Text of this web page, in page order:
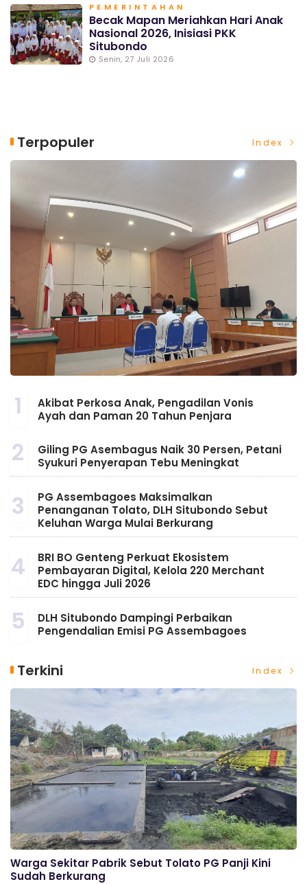
PEMERINTAHAN
Becak Mapan Meriahkan Hari Anak
Nasional 2026, Inisiasi PKK
Situbondo
Senin, 27 Juli 2026
Terpopuler Index
1
Akibat Perkosa Anak, Pengadilan Vonis
Ayah dan Paman 20 Tahun Penjara
2
Giling PG Asembagus Naik 30 Persen, Petani
Syukuri Penyerapan Tebu Meningkat
3
PG Assembagoes Maksimalkan
Penanganan Tolato, DLH Situbondo Sebut
Keluhan Warga Mulai Berkurang
4
BRI BO Genteng Perkuat Ekosistem
Pembayaran Digital, Kelola 220 Merchant
EDC hingga Juli 2026
5
DLH Situbondo Dampingi Perbaikan
Pengendalian Emisi PG Assembagoes
Terkini Index
Warga Sekitar Pabrik Sebut Tolato PG Panji Kini
Sudah Berkurang